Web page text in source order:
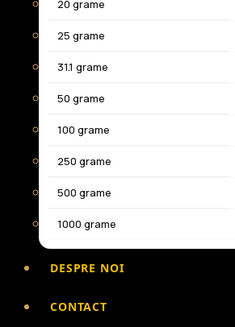
20 grame
25 grame
31.1 grame
50 grame
100 grame
250 grame
500 grame
1000 grame
DESPRE NOI
CONTACT